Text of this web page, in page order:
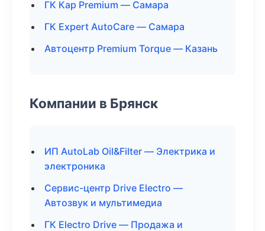
ГК Кар Premium — Самара
ГК Expert AutoCare — Самара
Автоцентр Premium Torque — Казань
Компании в Брянск
ИП AutoLab Oil&Filter — Электрика и
электроника
Сервис-центр Drive Electro —
Автозвук и мультимедиа
ГК Electro Drive — Продажа и